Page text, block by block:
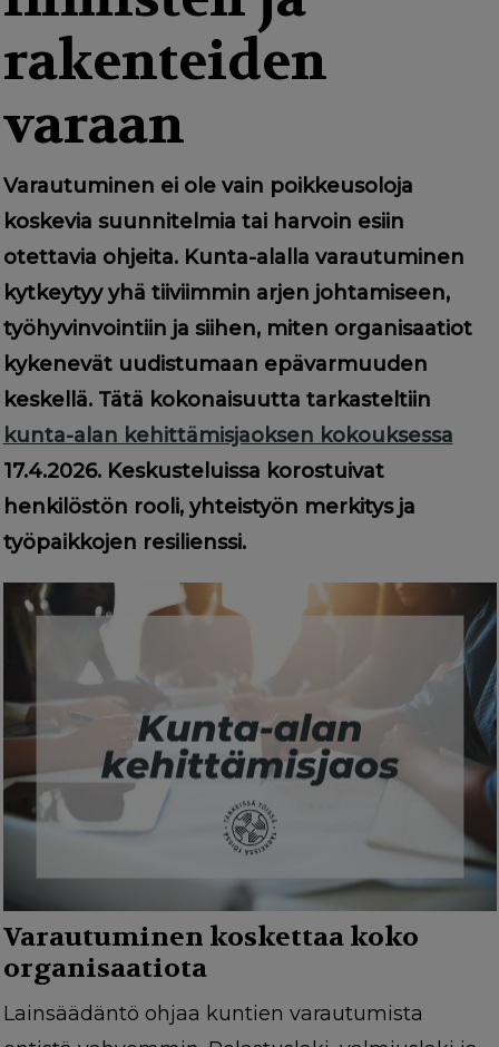
rakenteiden
varaan
Varautuminen ei ole vain poikkeusoloja
koskevia suunnitelmia tai harvoin esiin
otettavia ohjeita. Kunta-alalla varautuminen
kytkeytyy yhä tiiviimmin arjen johtamiseen,
työhyvinvointiin ja siihen, miten organisaatiot
kykenevät uudistumaan epävarmuuden
keskellä. Tätä kokonaisuutta tarkasteltiin
kunta-alan kehittämisjaoksen kokouksessa
17.4.2026. Keskusteluissa korostuivat
henkilöstön rooli, yhteistyön merkitys ja
työpaikkojen resilienssi.
Varautuminen koskettaa koko
organisaatiota
Lainsäädäntö ohjaa kuntien varautumista